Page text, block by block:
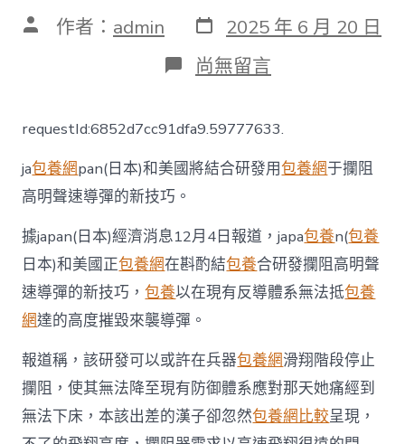
文 作者： admin 發
表
日
期
2025 年 6 月 20 日
在
〈日
兩
國
將
聯
發
新
查
包
養
心
技
術，
用
于
攔
尚無留言
requestId:6852d7cc91dfa9.59777633.
ja包養網pan(日本)和美國將結合研發用包養網于攔阻
高明聲速導彈的新技巧。
據japan(日本)經濟消息12月4日報道，japa包養n(包養
日本)和美國正包養網在斟酌結包養合研發攔阻高明聲
速導彈的新技巧，包養以在現有反導體系無法抵包養
網達的高度摧毀來襲導彈。
報道稱，該研發可以或許在兵器包養網滑翔階段停止
攔阻，使其無法降至現有防御體系應對那天她痛經到
無法下床，本該出差的漢子卻忽然包養網比較呈現，